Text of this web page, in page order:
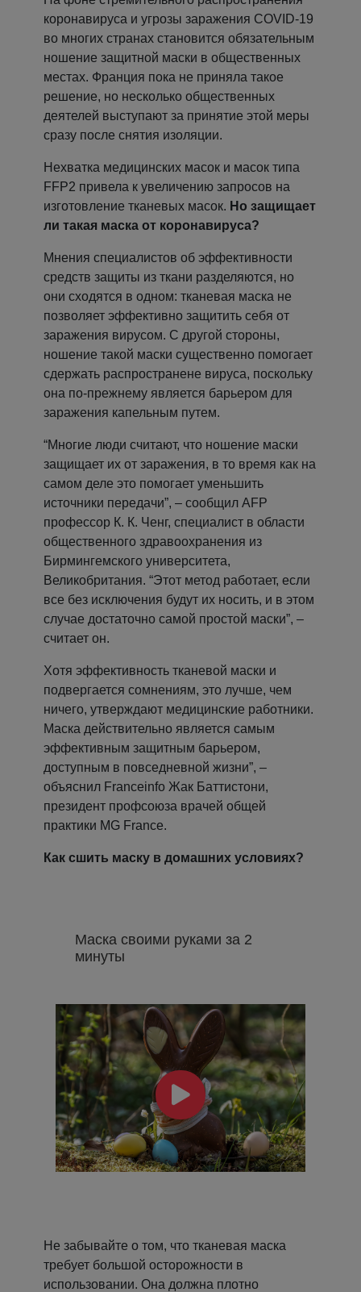
коронавируса и угрозы заражения COVID-19
во многих странах становится обязательным
ношение защитной маски в общественных
местах. Франция пока не приняла такое
решение, но несколько общественных
деятелей выступают за принятие этой меры
сразу после снятия изоляции.
Нехватка медицинских масок и масок типа
FFP2 привела к увеличению запросов на
изготовление тканевых масок. Но защищает
ли такая маска от коронавируса?
Мнения специалистов об эффективности
средств защиты из ткани разделяются, но
они сходятся в одном: тканевая маска не
позволяет эффективно защитить себя от
заражения вирусом. С другой стороны,
ношение такой маски существенно помогает
сдержать распространене вируса, поскольку
она по-прежнему является барьером для
заражения капельным путем.
“Многие люди считают, что ношение маски
защищает их от заражения, в то время как на
самом деле это помогает уменьшить
источники передачи”, – сообщил AFP
профессор К. К. Ченг, специалист в области
общественного здравоохранения из
Бирмингемского университета,
Великобритания. “Этот метод работает, если
все без исключения будут их носить, и в этом
случае достаточно самой простой маски”, –
считает он.
Хотя эффективность тканевой маски и
подвергается сомнениям, это лучше, чем
ничего, утверждают медицинские работники.
Маска действительно является самым
эффективным защитным барьером,
доступным в повседневной жизни”, –
объяснил Franceinfo Жак Баттистони,
президент профсоюза врачей общей
практики MG France.
Как сшить маску в домашних условиях?
Маска своими руками за 2
минуты
Не забывайте о том, что тканевая маска
требует большой осторожности в
использовании. Она должна плотно